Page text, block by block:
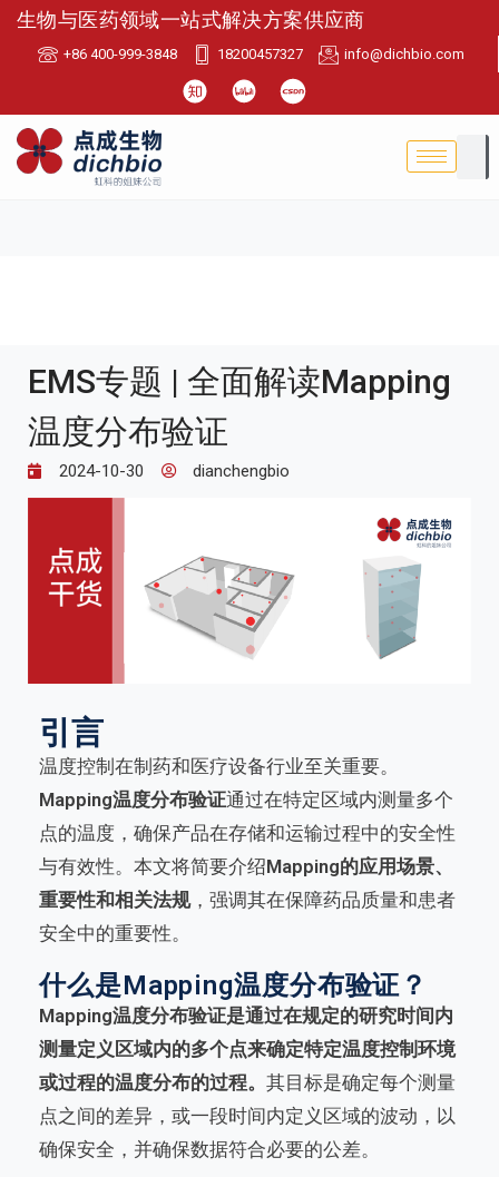
生物与医药领域一站式解决方案供应商
+86 400-999-3848 18200457327 info@dichbio.com
EMS专题 | 全面解读Mapping
温度分布验证
2024-10-30 dianchengbio
引言
温度控制在制药和医疗设备行业至关重要。
Mapping温度分布验证通过在特定区域内测量多个
点的温度，确保产品在存储和运输过程中的安全性
与有效性。本文将简要介绍Mapping的应用场景、
重要性和相关法规，强调其在保障药品质量和患者
安全中的重要性。
什么是Mapping温度分布验证？
Mapping温度分布验证是通过在规定的研究时间内
测量定义区域内的多个点来确定特定温度控制环境
或过程的温度分布的过程。 其目标是确定每个测量
点之间的差异，或一段时间内定义区域的波动，以
确保安全，并确保数据符合必要的公差。